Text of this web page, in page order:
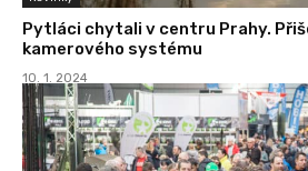
Pytláci chytali v centru Prahy.
kamerového systému
10. 1. 2024